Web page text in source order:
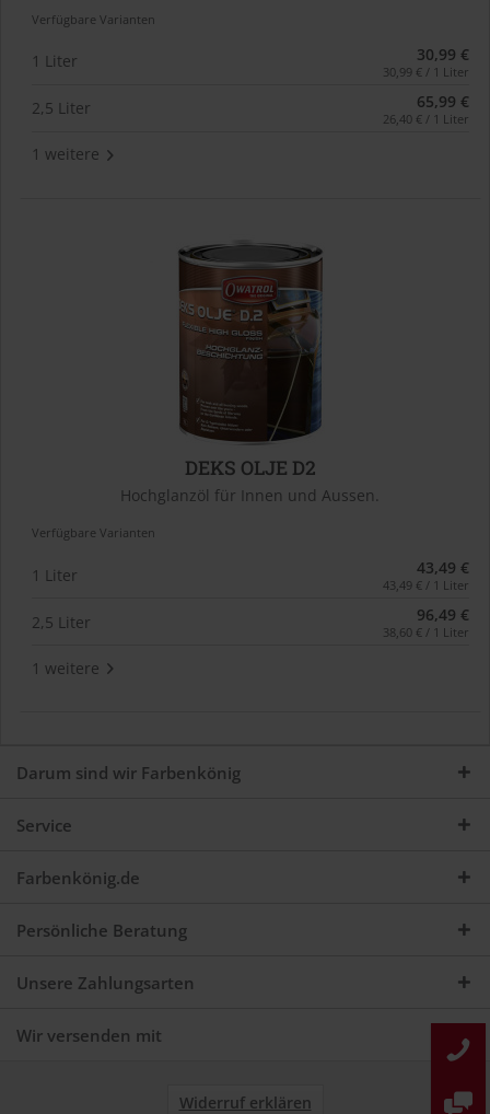
Verfügbare Varianten
1 Liter 30,99 €
30,99 € / 1 Liter
2,5 Liter 65,99 €
26,40 € / 1 Liter
1 weitere
DEKS OLJE D2
Hochglanzöl für Innen und Aussen.
Verfügbare Varianten
1 Liter 43,49 €
43,49 € / 1 Liter
2,5 Liter 96,49 €
38,60 € / 1 Liter
1 weitere
Darum sind wir Farbenkönig
Service
Farbenkönig.de
Persönliche Beratung
Unsere Zahlungsarten
Wir versenden mit
Widerruf erklären